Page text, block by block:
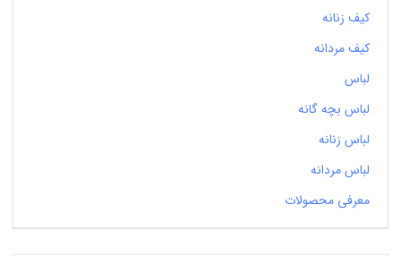
کیف زنانه
کیف مردانه
لباس
لباس بچه گانه
لباس زنانه
لباس مردانه
معرفی محصولات